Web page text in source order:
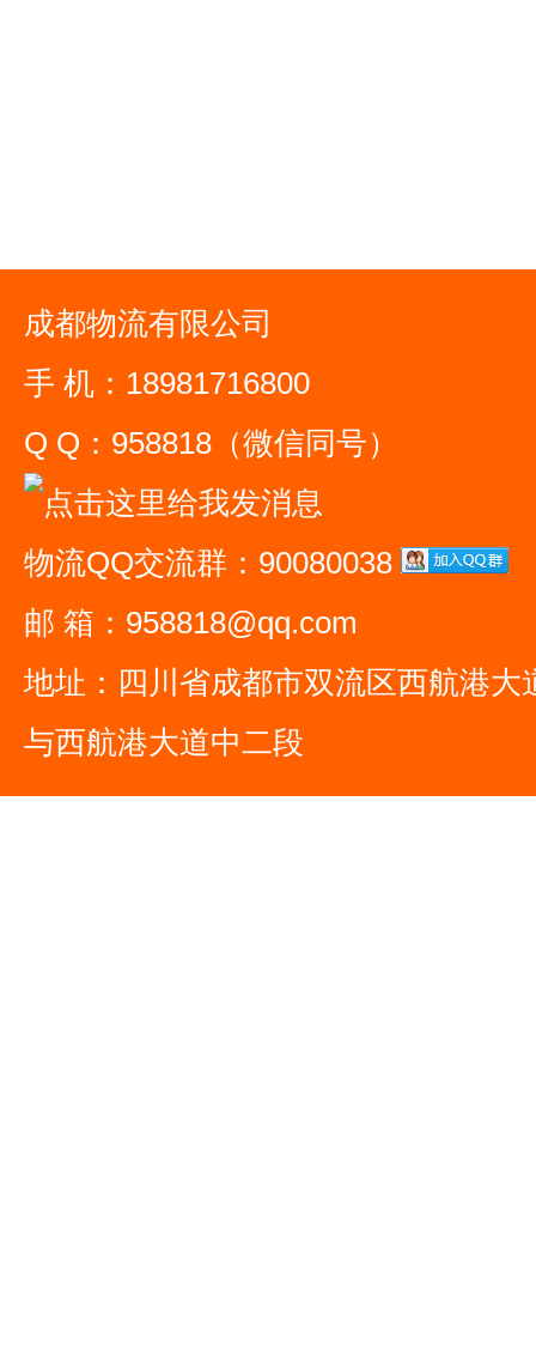
成都物流有限公司
手 机：18981716800
Q Q：958818（微信同号）
物流QQ交流群：90080038
邮 箱：958818@qq.com
地址：四川省成都市双流区西航港大
与西航港大道中二段